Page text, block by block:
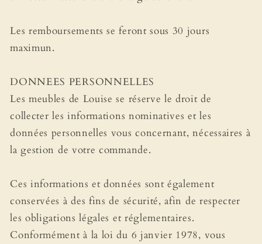
Les remboursements se feront sous 30 jours
maximun.
DONNEES PERSONNELLES
Les meubles de Louise se réserve le droit de
collecter les informations nominatives et les
données personnelles vous concernant, nécessaires à
la gestion de votre commande.
Ces informations et données sont également
conservées à des fins de sécurité, afin de respecter
les obligations légales et réglementaires.
Conformément à la loi du 6 janvier 1978, vous